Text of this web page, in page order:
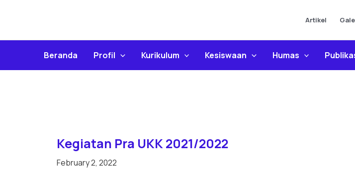
Artikel
Beranda Profil Kurikulum Kesiswaan Humas
Kegiatan Pra UKK 2021/2022
February 2, 2022